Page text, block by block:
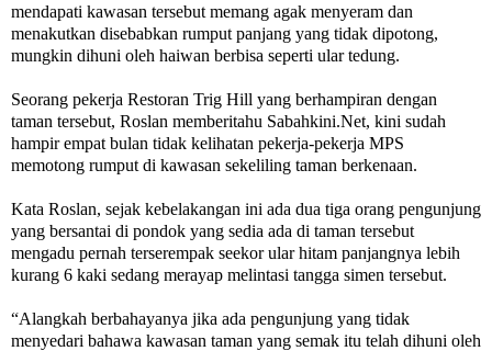
mendapati kawasan tersebut memang agak menyeram dan
menakutkan disebabkan rumput panjang yang tidak dipotong,
mungkin dihuni oleh haiwan berbisa seperti ular tedung.
Seorang pekerja Restoran Trig Hill yang berhampiran dengan
taman tersebut, Roslan memberitahu Sabahkini.Net, kini sudah
hampir empat bulan tidak kelihatan pekerja-pekerja MPS
memotong rumput di kawasan sekeliling taman berkenaan.
Kata Roslan, sejak kebelakangan ini ada dua tiga orang pengunjung
yang bersantai di pondok yang sedia ada di taman tersebut
mengadu pernah terserempak seekor ular hitam panjangnya lebih
kurang 6 kaki sedang merayap melintasi tangga simen tersebut.
“Alangkah berbahayanya jika ada pengunjung yang tidak
menyedari bahawa kawasan taman yang semak itu telah dihuni oleh